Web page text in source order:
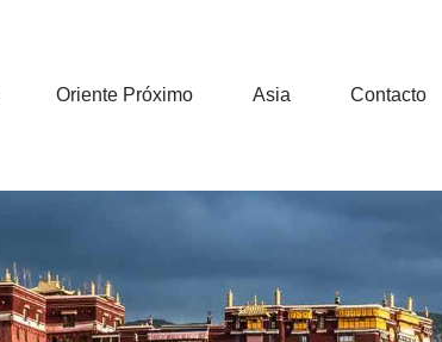
Oriente Próximo Asia Contacto